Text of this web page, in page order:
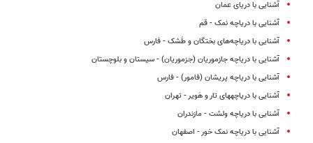
آشنایی با دریای عمان
آشنایی با دریاچه نمک - قم
آشنایی با دریاچه‌های بختگان و طَشک - فارس
آشنایی با دریاچه جازموریان (جزموریان) - سیستان و بلوچستان
آشنایی با دریاچه پریشان (فامور) - فارس
آشنایی با دریاچه‎های تار و هَویر - تهران
آشنایی با دریاچه ولشت - مازندران
آشنایی با دریاچه نمک خور - اصفهان